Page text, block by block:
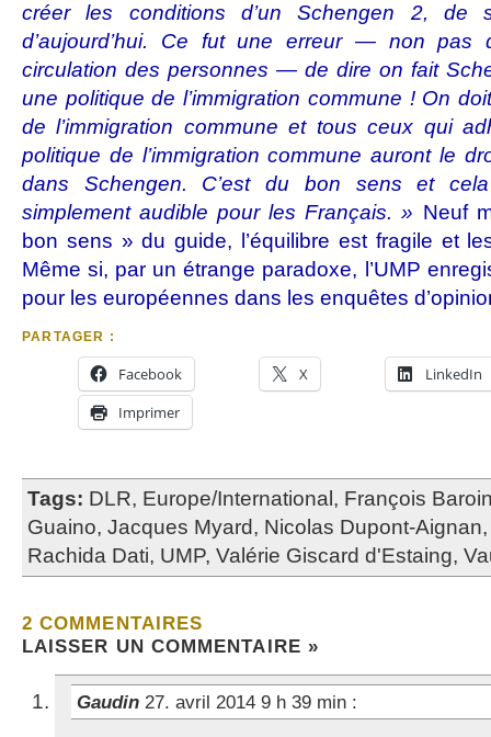
créer les conditions d’un Schengen 2, de
d’aujourd’hui. Ce fut une erreur — non pas
circulation des personnes — de dire on fait
une politique de l’immigration commune ! On
de l’immigration commune et tous ceux qui
politique de l’immigration commune auront le
dans Schengen. C’est du bon sens et cela
simplement audible pour les Français. » Neuf
bon sens » du guide, l’équilibre est fragile et
Même si, par un étrange paradoxe, l’UMP
pour les européennes dans les enquêtes
PARTAGER :
Facebook X
LinkedIn
Imprimer
Tags: DLR, Europe/International , François
Guaino, Jacques Myard, Nicolas Dupont-Aignan
Rachida Dati, UMP, Valérie Giscard d'Estaing,
2 COMMENTAIRES
LAISSER UN COMMENTAIRE »
Gaudin 27. avril 2014 9 h 39 min :